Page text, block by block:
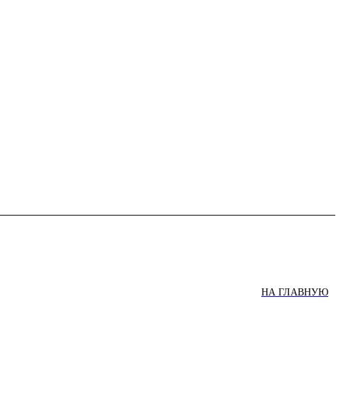
НА ГЛАВНУЮ